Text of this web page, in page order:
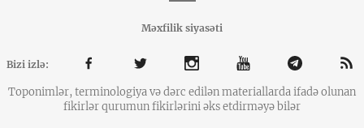
Məxfilik siyasəti
Bizi izlə:
Toponimlər, terminologiya və dərc edilən materiallarda ifadə olunan
fikirlər qurumun fikirlərini əks etdirməyə bilər